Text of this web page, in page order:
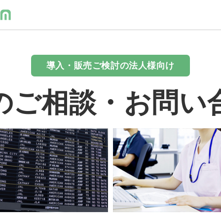
導入・販売ご検討の法人様向け
ご相談・お問い